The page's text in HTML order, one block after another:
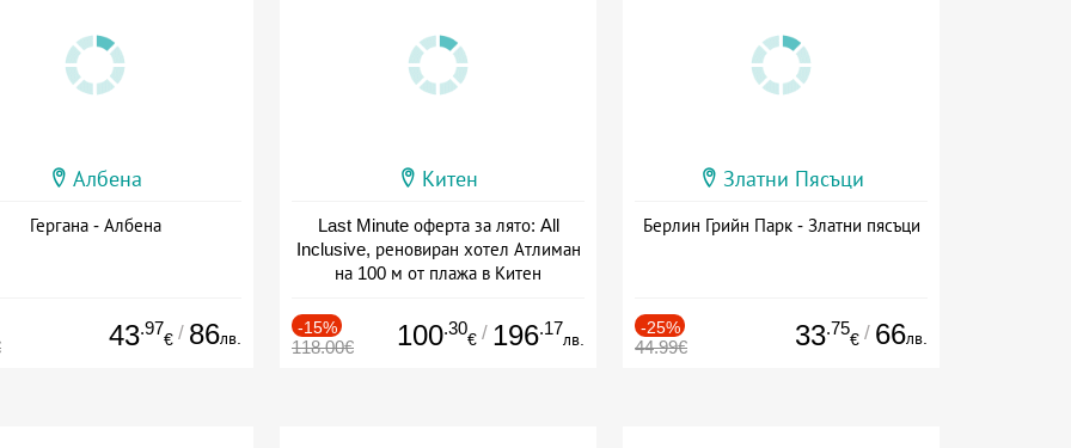
Албена
Гергана - Албена
43.97
€ / 86лв.
Китен
Last Minute оферта за лято: All
Inclusive, реновиран хотел Атлиман
на 100 м от плажа в Китен
-15%
118.00€ 100.30
€ / 196.17
лв.
Златни Пясъци
Берлин Грийн Парк - Златни пясъци
-25%
44.99€ 33.75
€ / 66лв.